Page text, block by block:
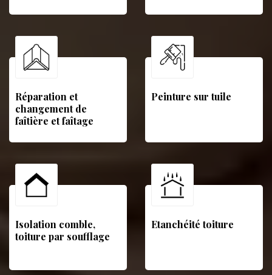
Réparation et
changement de
faîtière et faîtage
Peinture sur tuile
Isolation comble,
toiture par soufflage
Etanchéité toiture